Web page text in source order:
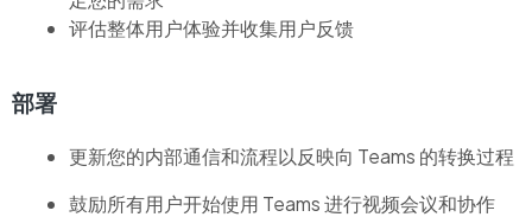
评估整体用户体验并收集用户反馈
部署
更新您的内部通信和流程以反映向 Teams 的转换过程
鼓励所有用户开始使用 Teams 进行视频会议和协作